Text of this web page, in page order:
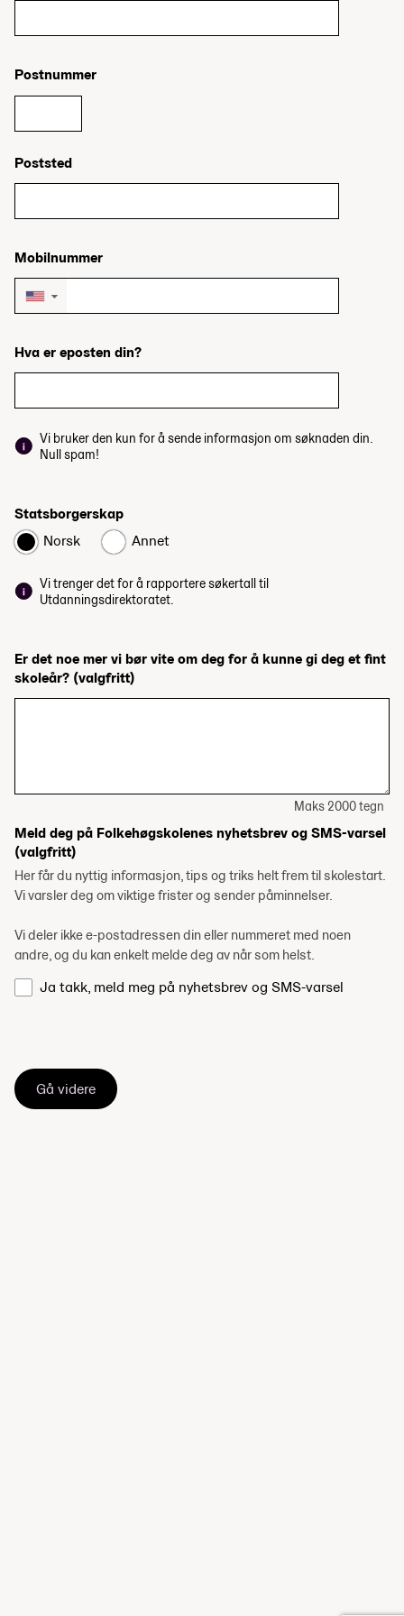
Postnummer
Poststed
Mobilnummer
▼
Hva er eposten din?
Vi bruker den kun for å sende informasjon om søknaden din.
Null spam!
Statsborgerskap
Norsk
Annet
Vi trenger det for å rapportere søkertall til
Utdanningsdirektoratet.
Er det noe mer vi bør vite om deg for å kunne gi deg et fint
skoleår? (valgfritt)
Maks 2000 tegn
Meld deg på Folkehøgskolenes nyhetsbrev og SMS-varsel
(valgfritt)
Her får du nyttig informasjon, tips og triks helt frem til skolestart.
Vi varsler deg om viktige frister og sender påminnelser.
Vi deler ikke e-postadressen din eller nummeret med noen
andre, og du kan enkelt melde deg av når som helst.
Ja takk, meld meg på nyhetsbrev og SMS-varsel
Gå videre